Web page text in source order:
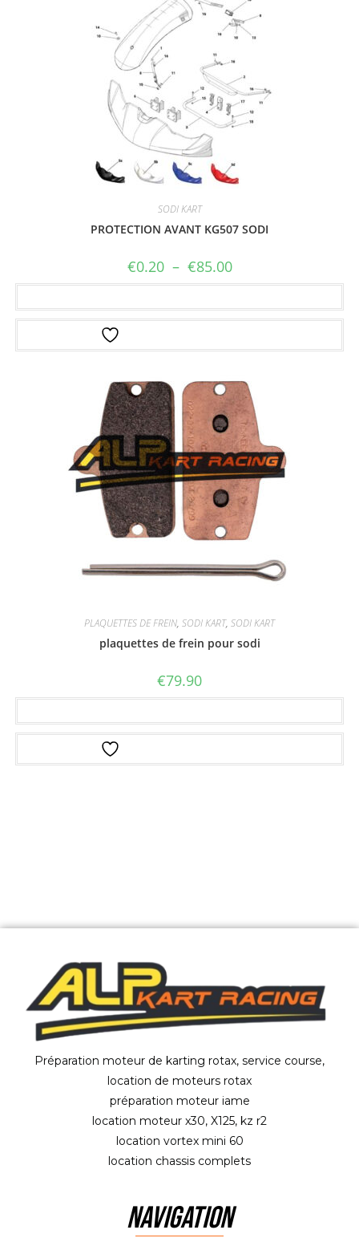
SODI KART
PROTECTION AVANT KG507 SODI
€0.20 – €85.00
PLAQUETTES DE FREIN, SODI KART, SODI KART
plaquettes de frein pour sodi
€79.90
Préparation moteur de karting rotax, service course,
location de moteurs rotax
préparation moteur iame
location moteur x30, X125, kz r2
location vortex mini 60
location chassis complets
NAVIGATION